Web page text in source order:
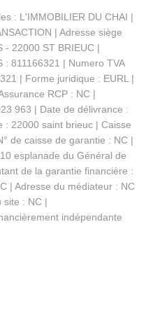
: L'IMMOBILIER DU CHAI |
| Adresse siège
- 22000 ST BRIEUC |
: 811166321 | Numero TVA
| Forme juridique : EURL |
RCP : NC |
963 | Date de délivrance :
: 22000 saint brieuc | Caisse
de caisse de garantie : NC |
esplanade du Général de
de la garantie financière :
| Adresse du médiateur : NC
site : NC |
indépendante